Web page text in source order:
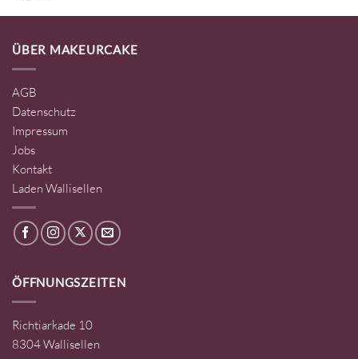
ÜBER MAKEURCAKE
AGB
Datenschutz
Impressum
Jobs
Kontakt
Laden Wallisellen
ÖFFNUNGSZEITEN
Richtiarkade 10
8304 Wallisellen